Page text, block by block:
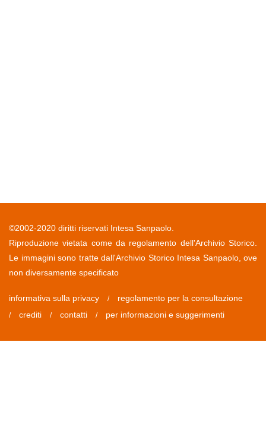
©2002-2020 diritti riservati Intesa Sanpaolo.
Riproduzione vietata come da regolamento dell'Archivio Storico.
Le immagini sono tratte dall'Archivio Storico Intesa Sanpaolo, ove
non diversamente specificato
informativa sulla privacy / regolamento per la consultazione
/ crediti / contatti / per informazioni e suggerimenti